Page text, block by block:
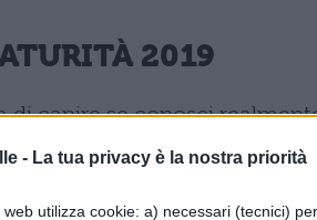
- La tua privacy è la nostra priorità
utilizza cookie: a) necessari (tecnici)
2019
di capire se conosci
e sei preparato, se hai
ti valuteranno in base a